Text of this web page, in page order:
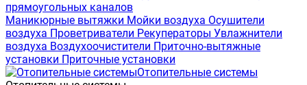
прямоугольных каналов
Маникюрные вытяжки Мойки воздуха Осушители
воздуха Проветриватели Рекуператоры Увлажнители
воздуха Воздухоочистители Приточно-вытяжные
установки Приточные установки
Отопительные системы